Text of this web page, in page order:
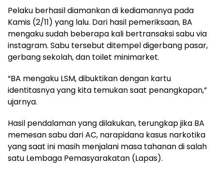
Pelaku berhasil diamankan di kediamannya pada
Kamis (2/11) yang lalu. Dari hasil pemeriksaan, BA
mengaku sudah beberapa kali bertransaksi sabu via
instagram. Sabu tersebut ditempel digerbang pasar,
gerbang sekolah, dan toilet minimarket.
“BA mengaku LSM, dibuktikan dengan kartu
identitasnya yang kita temukan saat penangkapan,”
ujarnya.
Hasil pendalaman yang dilakukan, terungkap jika BA
memesan sabu dari AC, narapidana kasus narkotika
yang saat ini masih menjalani masa tahanan di salah
satu Lembaga Pemasyarakatan (Lapas).